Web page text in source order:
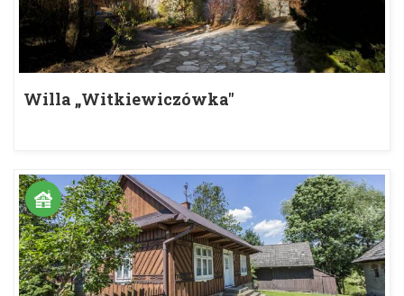
Willa „Witkiewiczówka"